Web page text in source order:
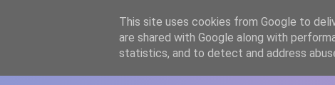
WWW.GAZISTI.RO
This site uses cookies from Google to
are shared with Google along with
statistics, and to detect and address